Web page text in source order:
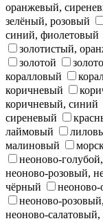
оранжевый,
зелёный, розовый
синий, фиолетовый
золотистый,
золотой
коралловый
коричневый
коричневый, синий
сиреневый
лаймовый
малиновый
неоново-
неоново-розовый,
чёрный
неоново-
неоново-